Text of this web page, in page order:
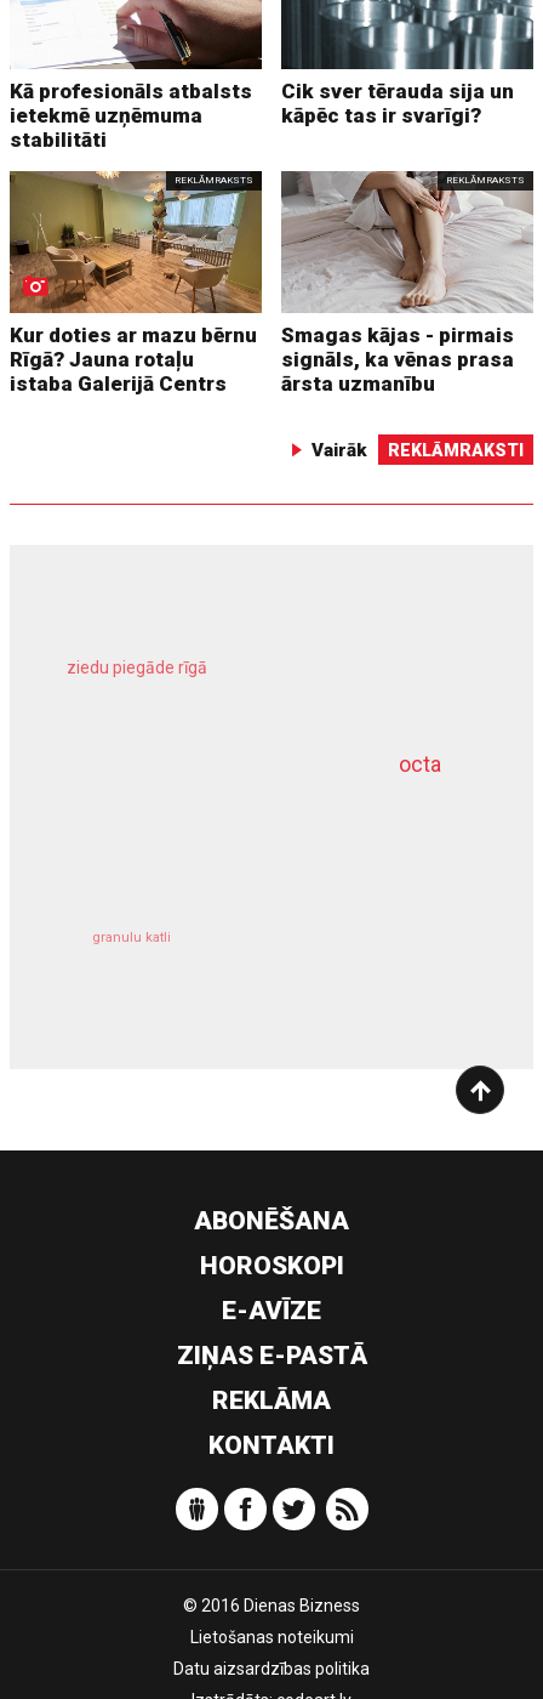
Kā profesionāls atbalsts
ietekmē uzņēmuma
stabilitāti
Cik sver tērauda sija un
kāpēc tas ir svarīgi?
REKLĀMRAKSTS
Kur doties ar mazu bērnu
Rīgā? Jauna rotaļu
istaba Galerijā Centrs
REKLĀMRAKSTS
Smagas kājas - pirmais
signāls, ka vēnas prasa
ārsta uzmanību
Vairāk REKLĀMRAKSTI
octa
ziedu piegāde rīgā
granulu katli
dziļurbums
ABONĒŠANA
HOROSKOPI
E-AVĪZE
ZIŅAS E-PASTĀ
REKLĀMA
KONTAKTI
© 2016 Dienas Bizness
Lietošanas noteikumi
Datu aizsardzības politika